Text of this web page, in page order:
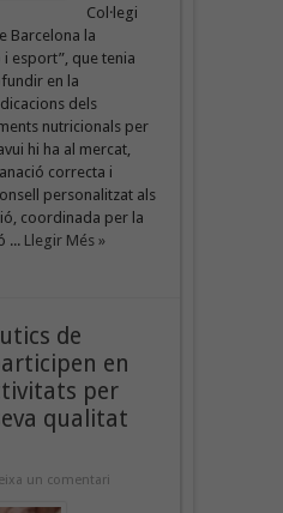
Col·legi
Barcelona la
esport”, que tenia
en la
dels
nutricionals per
hi ha al mercat,
correcta i
personalitzat als
coordinada per la
... Llegir Més »
de
en
per
qualitat
un comentari